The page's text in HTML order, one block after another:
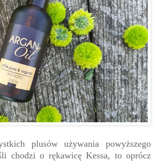
plusów używania powyższego
chodzi o rękawicę Kessa, to oprócz